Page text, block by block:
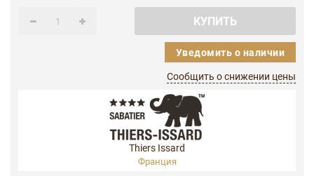
КУПИТЬ
Уведомить о наличии
Сообщить о снижении цены
Thiers Issard
Франция